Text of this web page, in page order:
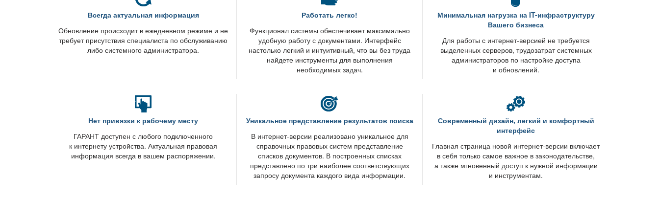
сегда актуальная информация
Обновление происходит в ежедневном режиме и не
требует присутствия специалиста по обслуживанию
либо системного администратора.
Работать легко!
Функционал системы обеспечивает максимально
удобную работу с документами. Интерфейс
настолько легкий и интуитивный, что вы без труда
найдете инструменты для выполнения
необходимых задач.
Минимальная нагрузка на IT-инфраструктуру
ашего бизнеса
Для работы с интернет-версией не требуется
ыделенных серверов, трудозатрат системных
администраторов по настройке доступа
и обновлений.
Нет привязки к рабочему месту
ГАРАНТ доступен с любого подключенного
к интернету устройства. Актуальная правовая
информация всегда в вашем распоряжении.
Уникальное представление результатов поиска
интернет-версии реализовано уникальное для
справочных правовых систем представление
списков документов. В построенных списках
представлено по три наиболее соответствующих
запросу документа каждого вида информации.
Современный дизайн, легкий и комфортный
интерфейс
Главная страница новой интернет-версии включает
себя только самое важное в законодательстве,
а также мгновенный доступ к нужной информации
и инструментам.